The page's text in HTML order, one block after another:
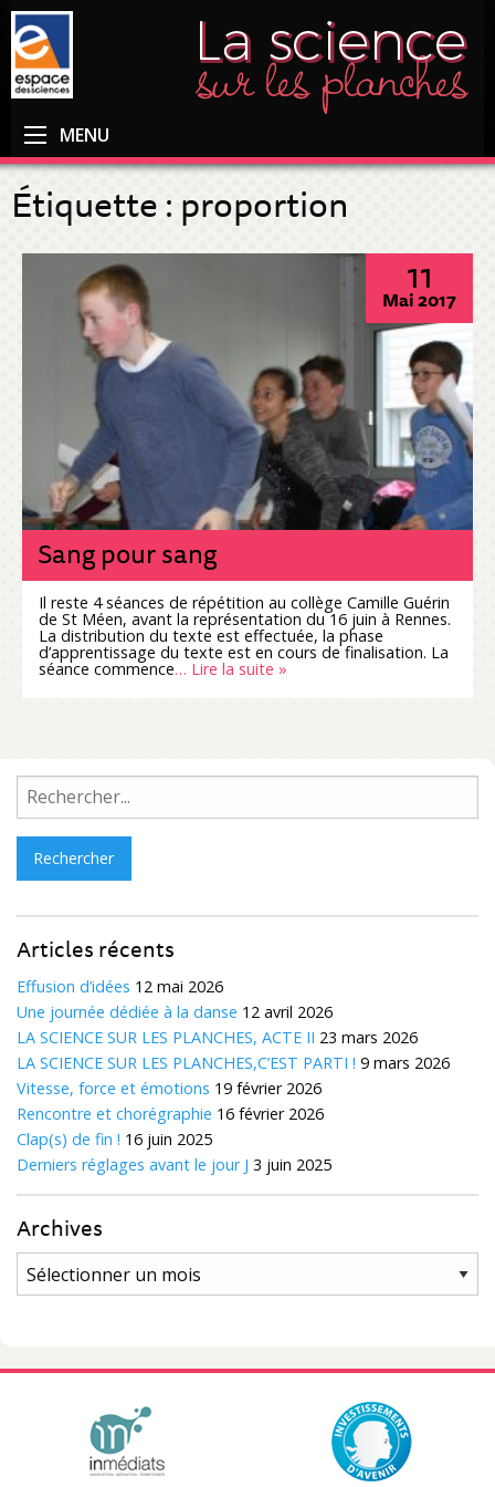
MENU
Étiquette : proportion
11
Mai 2017
Sang pour sang
Il reste 4 séances de répétition au collège Camille Guérin
de St Méen, avant la représentation du 16 juin à Rennes.
La distribution du texte est effectuée, la phase
d’apprentissage du texte est en cours de finalisation. La
séance commence… Lire la suite »
Rechercher :
Articles récents
Effusion d’idées 12 mai 2026
Une journée dédiée à la danse 12 avril 2026
LA SCIENCE SUR LES PLANCHES, ACTE II 23 mars 2026
LA SCIENCE SUR LES PLANCHES,C’EST PARTI ! 9 mars 2026
Vitesse, force et émotions 19 février 2026
Rencontre et chorégraphie 16 février 2026
Clap(s) de fin ! 16 juin 2025
Derniers réglages avant le jour J 3 juin 2025
Archives
Archives